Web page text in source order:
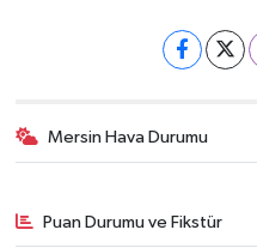
Mersin Hava Durumu
Puan Durumu ve Fikstür